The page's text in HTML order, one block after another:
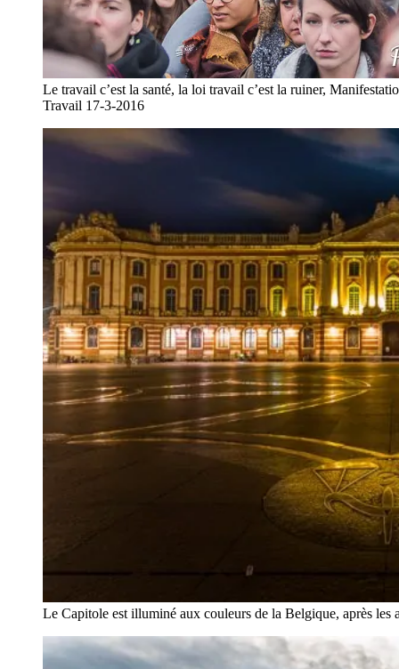
Le travail c’est la santé, la loi travail c’est la ruiner,
Travail 17-3-2016
Le Capitole est illuminé aux couleurs de la Belgique, après les